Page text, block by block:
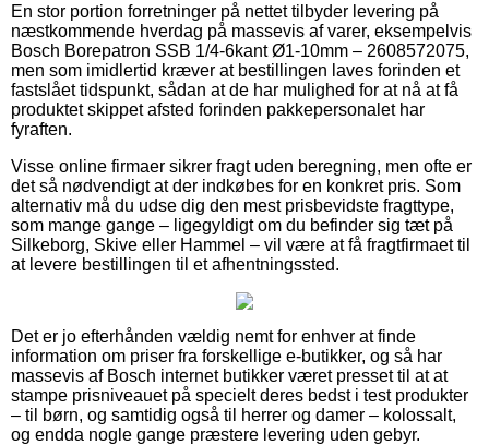
En stor portion forretninger på nettet tilbyder levering på
næstkommende hverdag på massevis af varer, eksempelvis
Bosch Borepatron SSB 1/4-6kant Ø1-10mm – 2608572075,
men som imidlertid kræver at bestillingen laves forinden et
fastslået tidspunkt, sådan at de har mulighed for at nå at få
produktet skippet afsted forinden pakkepersonalet har
fyraften.
Visse online firmaer sikrer fragt uden beregning, men ofte er
det så nødvendigt at der indkøbes for en konkret pris. Som
alternativ må du udse dig den mest prisbevidste fragttype,
som mange gange – ligegyldigt om du befinder sig tæt på
Silkeborg, Skive eller Hammel – vil være at få fragtfirmaet til
at levere bestillingen til et afhentningssted.
Det er jo efterhånden vældig nemt for enhver at finde
information om priser fra forskellige e-butikker, og så har
massevis af Bosch internet butikker været presset til at at
stampe prisniveauet på specielt deres bedst i test produkter
– til børn, og samtidig også til herrer og damer – kolossalt,
og endda nogle gange præstere levering uden gebyr.